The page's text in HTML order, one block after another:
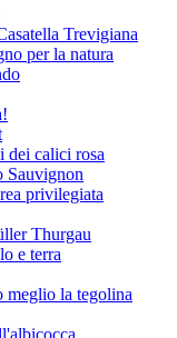
Trevigiana
per la natura
dei calici rosa
Sauvignon
privilegiata
Thurgau
e terra
la tegolina